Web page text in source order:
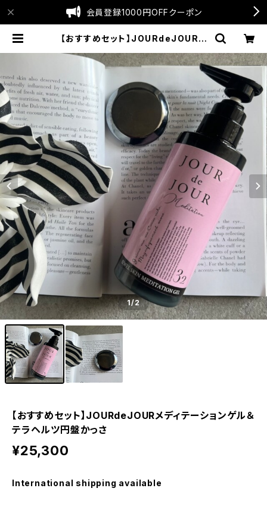
会員登録1000円OFFクーポン
【おすすめセット】JOURdeJOURメ
かっさ | LAPOTIE公式SHOP
1/2
【おすすめセット】JOURdeJOURメディテーションゲル＆
テラヘルツ円盤かっさ
¥25,300
International shipping available